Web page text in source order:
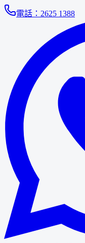
電話： 2625 1388